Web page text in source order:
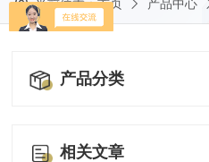
当前位置：首页 产品中心
产品分类
相关文章